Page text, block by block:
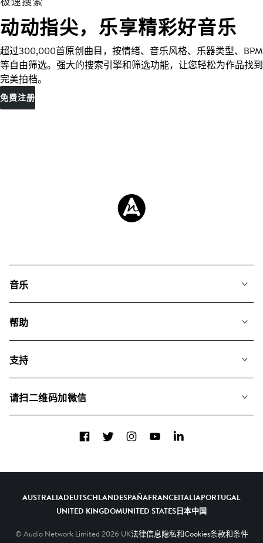
动动指尖，乐享精彩好音乐
超过300,000首原创曲目，按情绪、音乐风格、乐器类型、BPM
等自由筛选。强大的搜索引擎和筛选功能，让您轻松为作品找到
完美拍档。
免费注册
音乐
搜索
专辑
帮助
我们如何运用AI
支持
关于我们
请扫二维码加微信
FacebookTwitterInstagramYouTubeLinkedIn
AUSTRALIADEUTSCHLANDESPAÑAFRANCEITALIAPORTUGAL
UNITED KINGDOMUNITED STATES日本中国
© Audio Network Limited 2026 UK法律信息隐私和Cookies条款和条件